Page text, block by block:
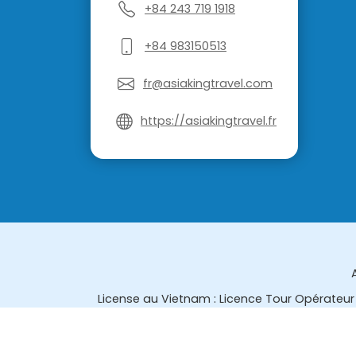
+84 243 719 1918
+84 983150513
fr@asiakingtravel.com
https://asiakingtravel.fr
License au Vietnam : Licence Tour